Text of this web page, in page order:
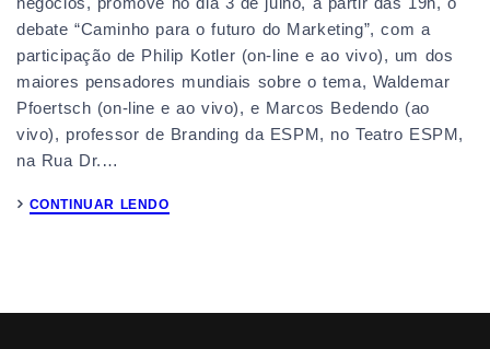
debate “Caminho para o futuro do Marketing”, com a
participação de Philip Kotler (on-line e ao vivo), um dos
maiores pensadores mundiais sobre o tema, Waldemar
Pfoertsch (on-line e ao vivo), e Marcos Bedendo (ao
vivo), professor de Branding da ESPM, no Teatro ESPM,
na Rua Dr.…
CONTINUAR LENDO